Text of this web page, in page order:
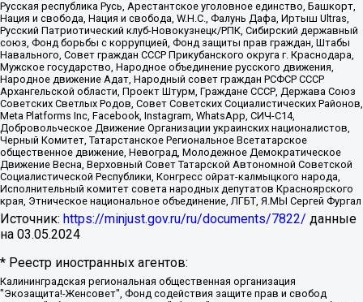
Русская республика Русь, Арестантское уголовное единство, Башкорт,
Нация и свобода, Нация и свобода, W.H.С., Фалунь Дафа, Иртыш Ultras,
Русский Патриотический клуб-Новокузнецк/РПК, Сибирский державный
союз, Фонд борьбы с коррупцией, Фонд защиты прав граждан, Штабы
Навального, Совет граждан СССР Прикубанского округа г. Краснодара,
Мужское государство, Народное объединение русского движения,
Народное движение Адат, Народный совет граждан РСФСР СССР
Архангельской области, Проект Штурм, Граждане СССР, Держава Союз
Советских Светлых Родов, Совет Советских Социалистических Районов,
Meta Platforms Inc, Facebook, Instagram, WhatsApp, СИЧ-С14,
Добровольческое Движение Организации украинских националистов,
Черный Комитет, Татарстанское Региональное Всетатарское
общественное движение, Невоград, Молодежное Демократическое
Движение Весна, Верховный Совет Татарской Автономной Советской
Социалистической Республики, Конгресс ойрат-калмыцкого народа,
Исполнительный комитет совета народных депутатов Красноярского
края, Этническое национальное объединение, ЛГБТ, Я.МЫ Сергей Фургал
Источник: https://minjust.gov.ru/ru/documents/7822/ данные
на 03.05.2024
* Реестр иностранных агентов:
Калининградская региональная общественная организация "Экозащита!-Женсовет", Фонд содействия защите прав и свобод граждан "Общественный вердикт", Фонд "Институт Развития Свободы Информации", Частное учреждение "Информационное агентство МЕМО. РУ", Региональная общественная организация "Общественная комиссия по сохранению наследия академика Сахарова", Фонд поддержки свободы прессы, Санкт-Петербургская общественная правозащитная организация "Гражданский контроль", Межрегиональная общественная организация "Информационно-просветительский центр "Мемориал", Региональный Фонд "Центр Защиты Прав Средств Массовой Информации", с 05.12.2023 Фонд "Центр Защиты Прав Средств массовой информации", Региональная общественная благотворительная организация помощи беженцам и мигрантам "Гражданское содействие", Негосударственное образовательное учреждение дополнительного профессионального образования (повышение квалификации) специалистов "АКАДЕМИЯ ПО ПРАВАМ ЧЕЛОВЕКА", Свердловская региональная общественная организация "Сутяжник", Автономная некоммерческая организация "Центр независимых социологических исследований", Союз общественных объединений "Российский исследовательский центр по правам человека", Региональное общественное учреждение научно-информационный центр "МЕМОРИАЛ", Некоммерческая организация "Фонд защиты гласности", Автономная некоммерческая организация "Институт прав человека", Городская общественная организация "Екатеринбургское общество "МЕМОРИАЛ", Городская общественная организация "Рязанское историко-просветительское и правозащитное общество "Мемориал" (Рязанский Мемориал), Челябинский региональный орган общественной самодеятельности – женское общественное объединение "Женщины Евразии", Челябинский региональный орган общественной самодеятельности "Уральская правозащитная группа", Фонд содействия защите здоровья и социальной справедливости имени Андрея Рылькова, Автономная Некоммерческая Организация "Аналитический Центр Юрия Левады", Автономная некоммерческая организация социальной поддержки населения "Проект Апрель", Региональная общественная организация помощи женщинам и детям, находящимся в кризисной ситуации "Информационно-методический центр "Анна", Фонд содействия развитию массовых коммуникаций и правовому просвещению "Так-так-Так", Фонд содействия устойчивому развитию "Серебряная тайга", Свердловский региональный общественный фонд социальных проектов "Новое время", "Idel.Реалии", Кавказ.Реалии, Крым.Реалии, Телеканал Настоящее Время, Татаро-башкирская служба Радио Свобода (Azatliq Radiosi), Радио Свободная Европа/Радио Свобода (PCE/PC), "Сибирь.Реалии", "Фактограф", Благотворительный фонд помощи осужденным и их семьям, Автономная некоммерческая организация "Институт глобализации и социальных движений", Фонд "В защиту прав заключенных", Частное учреждение "Центр поддержки и содействия развитию средств массовой информации", Пензенский региональный общественный благотворительный фонд "Гражданский союз", "Север.Реалии", Некоммерческая организация Фонд "Правовая инициатива", Общество с ограниченной ответственностью "Радио Свободная Европа/Радио Свобода", Чешское информационное агентство "MEDIUM-ORIENT", Красноярская региональная общественная организация "Мы против СПИДа", Камалягин Денис Николаевич, Маркелов Сергей Евгеньевич, Пономарев Лев Александрович, Савицкая Людмила Алексеевна, Автономная некоммерческая организация "Центр по работе с проблемой насилия "НАСИЛИЮ.НЕТ", Межрегиональный профессиональный союз работников здравоохранения "Альянс врачей", Юридическое лицо, зарегистрированное в Латвийской Республике, SIA "Medusa Project" (регистрационный номер 40103797863, дата регистрации 10.06.2014), Некоммерческая организация "Фонд по борьбе с коррупцией", Автономная некоммерческая организация "Институт права и публичной политики", Баданин Роман Сергеевич, Гликин Максим Александрович, Железнова Мария Михайловна, Лукьянова Юлия Сергеевна, Маетная Елизавета Витальевна, Маняхин Петр Борисович, Чуракова Ольга Владимировна, Ярош Юлия Петровна, Юридическое лицо "The Insider SIA", зарегистрированное в Риге, Латвийская Республика (дата регистрации 26.06.2015), являющееся администратором доменного имени интернет-издания "The Insider SIA", https://theins.ru, Постернак Алексей Евгеньевич, Рубин Михаил Аркадьевич, Анин Роман Александрович, Юридическое лицо Istories fonds, зарегистрированное в Латвийской Республике (регистрационный номер 50008295751, дата регистрации 24.02.2020), Великовский Дмитрий Александрович, Долинина Ирина Николаевна, Мароховская Алеся Алексеевна, Шлейнов Роман Юрьевич, Шмагун Олеся Валентиновна, Общество с ограниченной ответственностью "Альтаир 2021", Общество с ограниченной ответственностью "Вега 2021", Общество с ограниченной ответственностью "Главный редактор 2021", Общество с ограниченной ответственностью "Ромашки монолит", Важенков Артем Валерьевич, Ивановская областная общественная организация "Центр гендерных исследований", Гурман Юрий Альбертович, Медиапроект "ОВД-Инфо", Егоров Владимир Владимирович, Жилинский Владимир Александрович, Общество с ограниченной ответственностью "ЗП", Иванова София Юрьевна, Карезина Инна Павловна, Кильтау Екатерина Викторовна, Петров Алексей Викторович, Пискунов Сергей Евгеньевич, Смирнов Сергей Сергеевич, Тихонов Михаил Сергеевич, Общество с ограниченной ответственностью "ЖУРНАЛИСТ-ИНОСТРАННЫЙ АГЕНТ", Арапова Галина Юрьевна, Вольтская Татьяна Анатольевна, Американская компания "Mason G.E.S. Anonymous Foundation" (США), являющаяся владельцем интернет-издания https://mnews.world/, Компания "Stichting Bellingcat", зарегистрированная в Нидерландах (дата регистрации 11.07.2018), Захаров Андрей Вячеславович, Клепиковская Екатерина Дмитриевна, Общество с ограниченной ответственностью "МЕМО", Перл Роман Александрович, Симонов Евгений Алексеевич, Соловьева Елена Анатольевна, Сотников Даниил Владимирович, Сурначева Елизавета Дмитриевна, Автономная некоммерческая организация по защите прав человека и информированию населения "Якутия – Наше Мнение", Общество с ограниченной ответственностью "Москоу диджитал медиа", с 26.01.2023 Общество с ограниченной ответственностью "Чайка Белые сады", Ветошкина Валерия Валерьевна, Заговора Максим Александрович, Межрегиональное общественное движение "Российская ЛГБТ - сеть", Оленичев Максим Владимирович, Павлов Иван Юрьевич, Скворцова Елена Сергеевна, Общество с ограниченной ответственностью "Как бы инагент", Кочетков Игорь Викторович, Общество с ограниченной ответственностью "Честные выборы", Еланчик Олег Александрович, Общество с ограниченной ответственностью "Нобелевский призыв", Гималова Регина Эмилевна, Григорьев Андрей Валерьевич, Григорьева Алина Александровна, Ассоциация по содействию защите прав призывников, альтернативнослужащих и военнослужащих "Правозащитная группа "Гражданин.Армия.Право", Хисамова Регина Фаритовна, Автономная некоммерческая организация по реализации социально-правовых программ "Лилит", Дальневосточное общественное движение "Маяк", Санкт-Петербургская ЛГБТ-инициативная группа "Выход", Инициативная группа ЛГБТ+ "Реверс", Алексеев Андрей Викторович, Бекбулатова Таисия Львовна, Беляев Иван Михайлович, Владыкина Елена Сергеевна, Гельман Марат Александрович, Никульшина Вероника Юрьевна, Толоконникова Надежда Андреевна, Шендерович Виктор Анатольевич, Общество с ограниченной ответственностью "Данное сообщение", Общество с ограниченной ответственностью Издательский дом "Новая глава", Айнбиндер Александра Александровна, Московский комьюнити-центр для ЛГБТ+инициатив, Благотворительный фонд развития филантропии, Deutsche Welle (Германия, Kurt-Schumacher-Strasse 3, 53113 Bonn), Борзунова Мария Михайловна, Воробьев Виктор Викторович, Голубева Анна Львовна, Константинова Алла Михайловна, Малкова Ирина Владимировна, Мурадов Мурад Абдулгалимович, Осетинская Елизавета Николаевна, Понасенков Евгений Николаевич, Ганапольский Матвей Юрьевич, Киселев Евгений Алексеевич, Борухович Ирина Григорьевна, Дремин Иван Тимофеевич, Дубровский Дмитрий Викторович, Красноярская региональная общественная организация поддержки и развития альтернативных образовательных технологий и межкультурных коммуникаций "ИНТЕРРА", Маяковская Екатерина Алексеевна, Фейгин Марк Захарович, Филимонов Андрей Викторович, Дзугкоева Регина Николаевна, Доброхотов Роман Александрович, Дудь Юрий Александрович, Елкин Сергей Владимирович, Кругликов Кирилл Игоревич, Сабунаева Мария Леонидовна, Семенов Алексей Владимирович, Шаинян Карен Багратович, Шульман Екатерина Михайловна, Асафьев Артур Валерьевич, Вахштайн Виктор Семенович, Венедиктов Алексей Алексеевич, Лушникова Екатерина Евгеньевна, Волков Леонид Михайлович, Невзоров Александр Глебович, Пархоменко Сергей Борисович, Сироткин Ярослав Николаевич, Кара-Мурза Владимир Владимирович, Баранова Наталья Владимировна, Гозман Леонид Яковлевич, Кагарлицкий Борис Юльевич, Климарев Михаил Валерьевич, Милов Владимир Станиславович, Автономная некоммерческая организация Краснодарский центр современного искусства "Типография", Моргенштерн Алишер Тагирович, Соболь Любовь Эдуардовна, Общество с ограниченной ответственностью "ЛИЗА НОРМ", Каспаров Гарри Кимович, Ходорковский Михаил Борисович, Общество с ограниченной ответственностью "Апрельские тезисы", Данилович Ирина Брониславовна, Кашин Олег Владимирович, Петров Николай Владимирович, Пивоваров Алексей Владимирович, Соколов Михаил Владимирович, Цветкова Юлия Владимировна, Чичваркин Евгений Александрович, Комитет против пыток/Команда против пыток, Общество с ограниченной ответственностью "Первый научный", Общество с ограниченной ответственностью "Вертолет и ко", Белоцерковская Вероника Борисовна, Кац Максим Евгеньевич, Лазарева Татьяна Юрьевна, Шаведдинов Руслан Табризович, Яшин Илья Валерьевич, Общество с ограниченной ответственностью "Иноагент ААВ", Алешковский Дмитрий Петрович, Альбац Евгения Марковна, Быков Дмитрий Львович, Галямина Юлия Евгеньевна, Лойко Сергей Леонидович, Мартынов Кирилл Константинович, Медведев Сергей Александрович, Крашенинников Федор Геннадиевич, Гордеева Катерина Вл